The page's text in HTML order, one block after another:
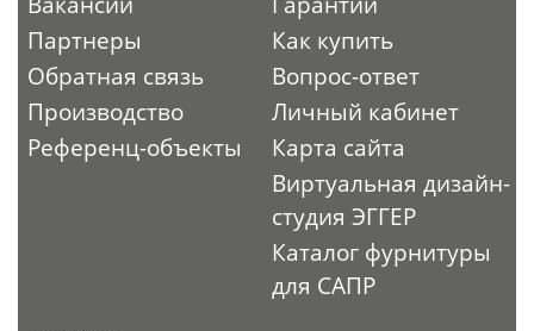
Партнеры
Обратная связь
Производство
Референц-объекты
Как купить
Вопрос-ответ
Личный кабинет
Карта сайта
Виртуальная дизайн-
студия ЭГГЕР
Каталог фурнитуры
для САПР